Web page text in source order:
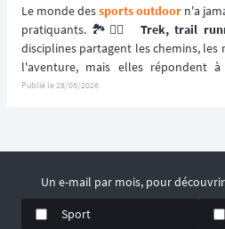
Le monde des sports outdoor n'a
pratiquants. 🏞️🏃‍♂️ Trek, trail
disciplines partagent les chemins, les
l'aventure, mais elles répondent à
différentes. Comprendre leurs
Publié le28/05/2026
Un e-mail par mois, pour
Sport